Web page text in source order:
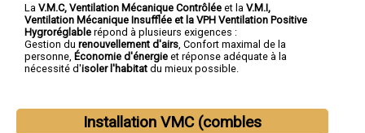
La V.M.C, Ventilation Mécanique Contrôlée et la V.M.I,
Ventilation Mécanique Insufflée et la VPH Ventilation Positive
Hygroréglable répond à plusieurs exigences :
Gestion du renouvellement d'airs , Confort maximal de la
personne, Économie d'énergie et réponse adéquate à la
nécessité d'isoler l'habitat du mieux possible.
Installation VMC (combles